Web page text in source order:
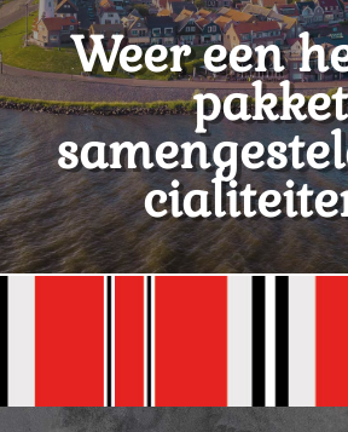
Weer een
pakket